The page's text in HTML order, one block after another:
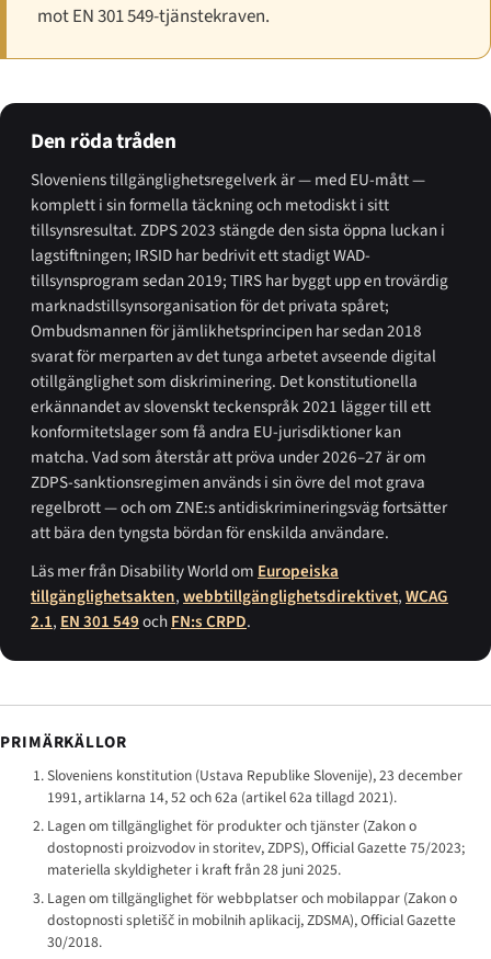
mot EN 301 549-tjänstekraven.
Den röda tråden
Sloveniens tillgänglighetsregelverk är — med EU-mått —
komplett i sin formella täckning och metodiskt i sitt
tillsynsresultat. ZDPS 2023 stängde den sista öppna luckan i
lagstiftningen; IRSID har bedrivit ett stadigt WAD-
tillsynsprogram sedan 2019; TIRS har byggt upp en trovärdig
marknadstillsynsorganisation för det privata spåret;
Ombudsmannen för jämlikhetsprincipen har sedan 2018
svarat för merparten av det tunga arbetet avseende digital
otillgänglighet som diskriminering. Det konstitutionella
erkännandet av slovenskt teckenspråk 2021 lägger till ett
konformitetslager som få andra EU-jurisdiktioner kan
matcha. Vad som återstår att pröva under 2026–27 är om
ZDPS-sanktionsregimen används i sin övre del mot grava
regelbrott — och om ZNE:s antidiskrimineringsväg fortsätter
att bära den tyngsta bördan för enskilda användare.
Läs mer från Disability World om Europeiska
tillgänglighetsakten,webbtillgänglighetsdirektivet,WCAG
2.1, EN 301 549ochFN:s CRPD.
PRIMÄRKÄLLOR
Sloveniens konstitution (Ustava Republike Slovenije), 23 december
1991, artiklarna 14, 52 och 62a (artikel 62a tillagd 2021).
Lagen om tillgänglighet för produkter och tjänster (Zakon o
dostopnosti proizvodov in storitev, ZDPS), Official Gazette 75/2023;
materiella skyldigheter i kraft från 28 juni 2025.
Lagen om tillgänglighet för webbplatser och mobilappar (Zakon o
dostopnosti spletišč in mobilnih aplikacij, ZDSMA), Official Gazette
30/2018.